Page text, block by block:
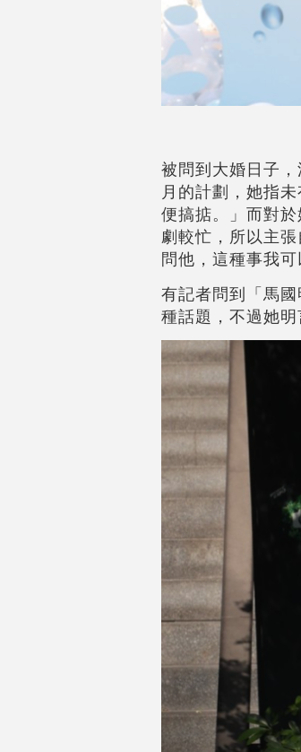
被問到大婚日子
月的計劃，她指
便搞掂。」而對
劇較忙，所以主
問他，這種事我
有記者問到「馬
種話題，不過她明